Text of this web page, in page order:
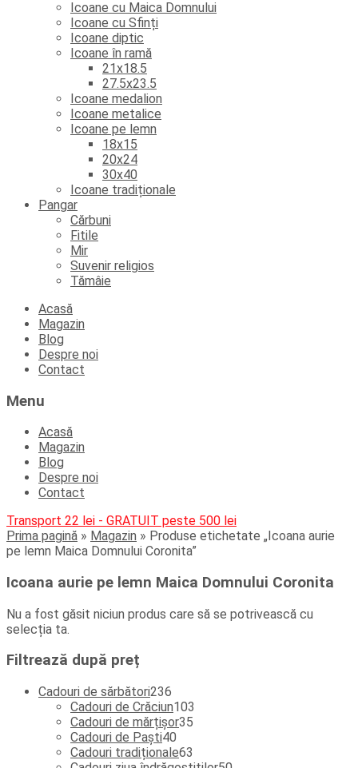
Icoane cu Maica Domnului
Icoane cu Sfinți
Icoane diptic
Icoane în ramă
21x18.5
27.5x23.5
Icoane medalion
Icoane metalice
Icoane pe lemn
18x15
20x24
30x40
Icoane tradiționale
Pangar
Cărbuni
Fitile
Mir
Suvenir religios
Tămâie
Skip
content
Acasă
Magazin
Blog
Despre noi
Contact
Menu
Acasă
Magazin
Blog
Despre noi
Contact
Transport 22 lei - GRATUIT peste 500 lei
Prima pagină » Magazin » Produse etichetate „Icoana aurie
pe lemn Maica Domnului Coronita”
Icoana aurie pe lemn Maica Domnului Coronita
Nu a fost găsit niciun produs care să se potrivească cu
selecția ta.
Filtrează după preț
Cadouri de sărbători236
de
produse
Cadouri de Crăciun103
Cadouri de mărțișor35
Cadouri de Paști40
de
Cadouri tradiționale63